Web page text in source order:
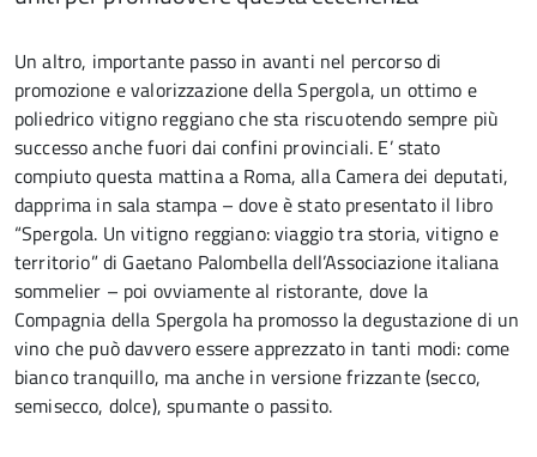
Un altro, importante passo in avanti nel percorso di
promozione e valorizzazione della Spergola, un ottimo e
poliedrico vitigno reggiano che sta riscuotendo sempre più
successo anche fuori dai confini provinciali. E’ stato
compiuto questa mattina a Roma, alla Camera dei deputati,
dapprima in sala stampa – dove è stato presentato il libro
“Spergola. Un vitigno reggiano: viaggio tra storia, vitigno e
territorio” di Gaetano Palombella dell’Associazione italiana
sommelier – poi ovviamente al ristorante, dove la
Compagnia della Spergola ha promosso la degustazione di un
vino che può davvero essere apprezzato in tanti modi: come
bianco tranquillo, ma anche in versione frizzante (secco,
semisecco, dolce), spumante o passito.